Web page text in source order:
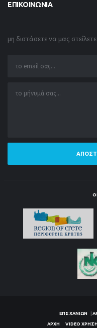
ΕΠΙΚΟΙΝΩΝΊΑ
μη διστάσετε να μας
ΕΠΣ ΧΑΝΊΩΝ |
ΑΡΧΉ VIDEO